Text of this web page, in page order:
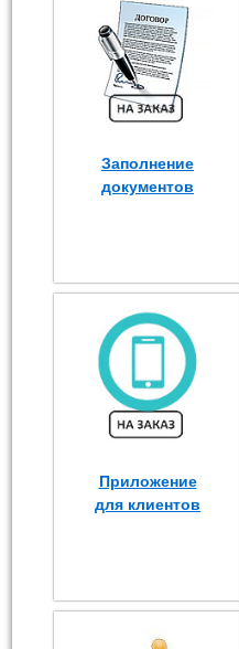
Заполнение
документов
Приложение
для клиентов